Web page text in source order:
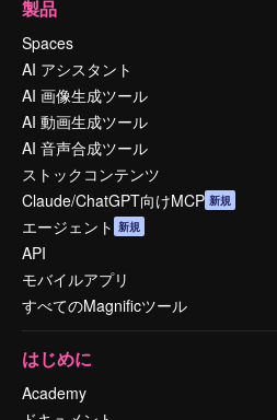
製品
Spaces
AI アシスタント
AI 画像生成ツール
AI 動画生成ツール
AI 音声合成ツール
ストックコンテンツ
Claude/ChatGPT向けMCP 新規
エージェント 新規
API
モバイルアプリ
すべてのMagnificツール
はじめに
Academy